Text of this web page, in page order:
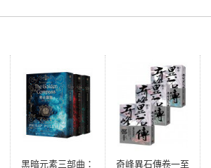
黑暗元素三部曲：
奇峰異石傳卷一至